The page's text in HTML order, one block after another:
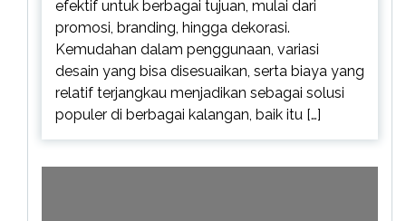
efektif untuk berbagai tujuan, mulai dari
promosi, branding, hingga dekorasi.
Kemudahan dalam penggunaan, variasi
desain yang bisa disesuaikan, serta biaya yang
relatif terjangkau menjadikan sebagai solusi
populer di berbagai kalangan, baik itu […]